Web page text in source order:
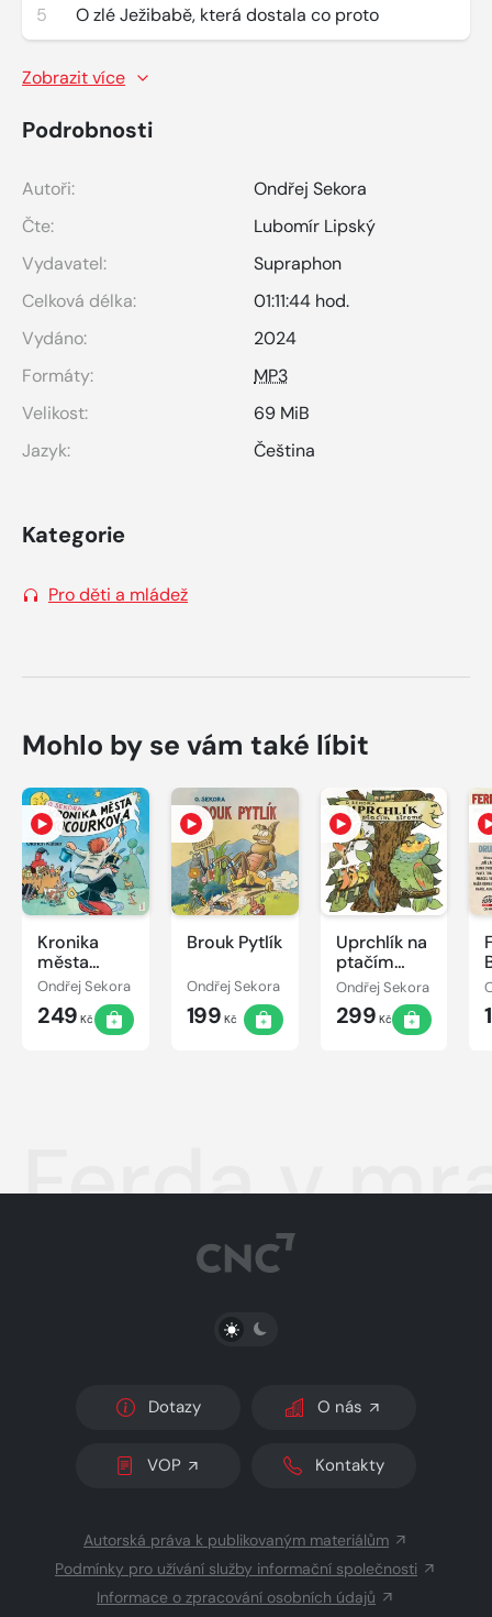
5 O zlé Ježibabě, která dostala co proto
Zobrazit více
Podrobnosti
Autoři:
Ondřej Sekora
Čte:
Lubomír Lipský
Vydavatel:
Supraphon
Celková délka:
01:11:44 hod.
Vydáno:
2024
Formáty:
MP3
Velikost:
69 MiB
Jazyk:
Čeština
Kategorie
Pro děti a mládež
Mohlo by se vám také líbit
Kronika
města
Kocourkova
Ondřej Sekora
249 Kč
Brouk Pytlík
Ondřej Sekora
199 Kč
Uprchlík na
ptačím
stromě
Ondřej Sekora
299 Kč
Ferda v
PŘEPNOUT SVĚTLÝ/TMAVÝ REŽIM
Dotazy O nás
VOP Kontakty
Autorská práva k publikovaným materiálům
Podmínky pro užívání služby informační společnosti
Informace o zpracování osobních údajů